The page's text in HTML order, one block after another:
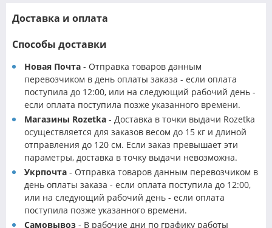
Доставка и оплата
Способы доставки
Новая Почта - Отправка товаров данным
перевозчиком в день оплаты заказа - если оплата
поступила до 12:00, или на следующий рабочий день -
если оплата поступила позже указанного времени.
Магазины Rozetka - Доставка в точки выдачи Rozetka
осуществляется для заказов весом до 15 кг и длиной
отправления до 120 см. Если заказ превышает эти
параметры, доставка в точку выдачи невозможна.
Укрпочта - Отправка товаров данным перевозчиком в
день оплаты заказа - если оплата поступила до 12:00,
или на следующий рабочий день - если оплата
поступила позже указанного времени.
Самовывоз - В рабочие дни по графику работы